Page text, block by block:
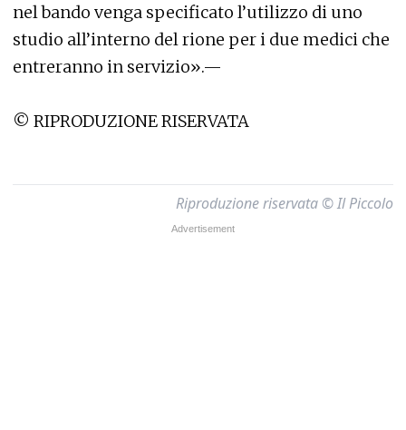
nel bando venga specificato l’utilizzo di uno
studio all’interno del rione per i due medici che
entreranno in servizio».—
© RIPRODUZIONE RISERVATA
Riproduzione riservata © Il Piccolo